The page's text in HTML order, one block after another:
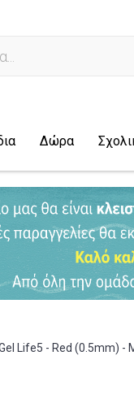
Δώρα
Life5 - Red (0.5mm) -